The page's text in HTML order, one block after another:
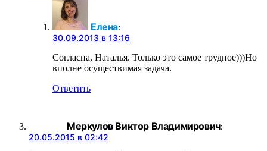
Елена:
30.09.2013 в 13:16
Согласна, Наталья. Только это самое трудное)))Но
вполне осуществимая задача.
Ответить
Меркулов Виктор Владимирович:
20.05.2015 в 02:42